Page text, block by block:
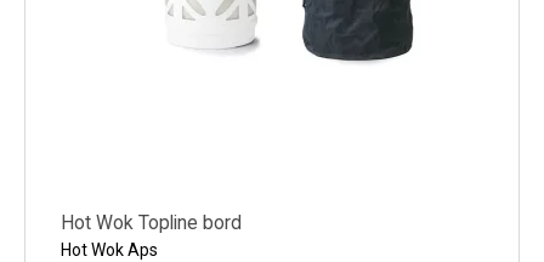
Hot Wok Topline bord
Hot Wok Aps